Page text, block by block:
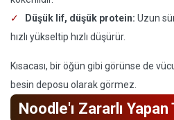
Düşük lif, düşük protein: Uzun
hızlı yükseltip hızlı düşürür.
Kısacası, bir öğün gibi görünse de
besin deposu olarak görmez.
Noodle'ı Zararlı